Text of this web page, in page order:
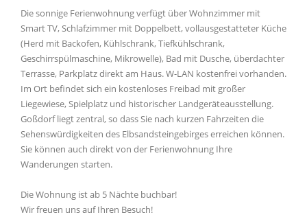
Die sonnige Ferienwohnung verfügt über Wohnzimmer mit
Smart TV, Schlafzimmer mit Doppelbett, vollausgestatteter Küche
(Herd mit Backofen, Kühlschrank, Tiefkühlschrank,
Geschirrspülmaschine, Mikrowelle), Bad mit Dusche, überdachter
Terrasse, Parkplatz direkt am Haus. W-LAN kostenfrei vorhanden.
Im Ort befindet sich ein kostenloses Freibad mit großer
Liegewiese, Spielplatz und historischer Landgeräteausstellung.
Goßdorf liegt zentral, so dass Sie nach kurzen Fahrzeiten die
Sehenswürdigkeiten des Elbsandsteingebirges erreichen können.
Sie können auch direkt von der Ferienwohnung Ihre
Wanderungen starten.
Die Wohnung ist ab 5 Nächte buchbar!
Wir freuen uns auf Ihren Besuch!